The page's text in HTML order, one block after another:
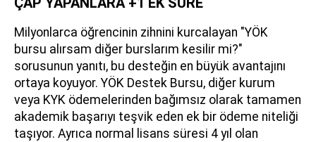
Milyonlarca öğrencinin zihnini kurcalayan "YÖK
bursu alırsam diğer burslarım kesilir mi?"
sorusunun yanıtı, bu desteğin en büyük avantajını
ortaya koyuyor. YÖK Destek Bursu, diğer kurum
veya KYK ödemelerinden bağımsız olarak tamamen
akademik başarıyı teşvik eden ek bir ödeme niteliği
taşıyor. Ayrıca normal lisans süresi 4 yıl olan